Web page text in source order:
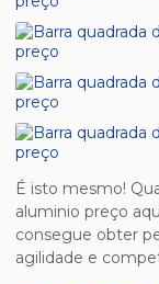
É isto mesmo!
aluminio preço
consegue obter
agilidade e